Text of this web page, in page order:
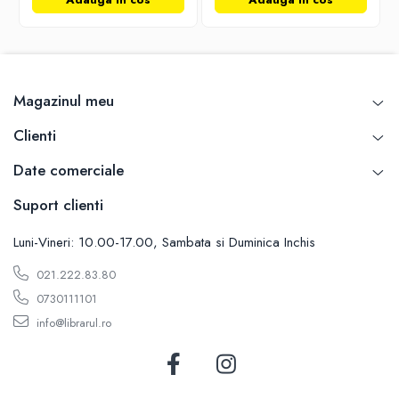
Hobby, timp liber
Animale de companie
Casa, gradina
Hobby
Invatamant superior
Cursuri universitare
Istorie
Al Doilea Razboi Mondial
Magazinul meu
Clienti
Date comerciale
Suport clienti
Luni-Vineri: 10.00-17.00, Sambata si Duminica Inchis
021.222.83.80
0730111101
info@librarul.ro